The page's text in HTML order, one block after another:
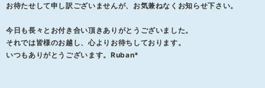
お待たせして申し訳ございませんが、お気兼ねなくお知らせ下さい。
今日も長々とお付き合い頂きありがとうございました。
それでは皆様のお越し、心よりお待ちしております。
いつもありがとうございます。Ruban*